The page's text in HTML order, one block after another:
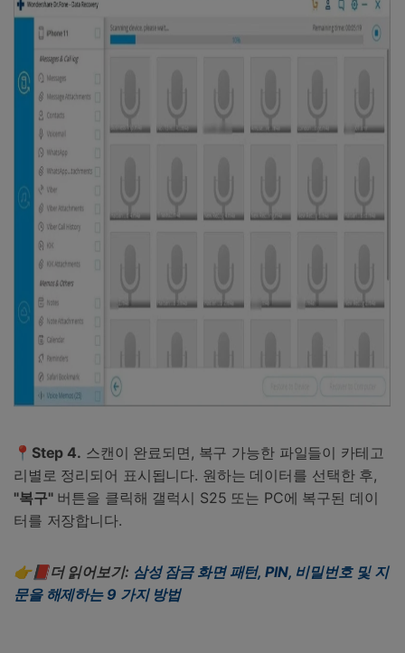
📍Step 4. 스캔이 완료되면, 복구 가능한 파일들이 카테고
리별로 정리되어 표시됩니다. 원하는 데이터를 선택한 후,
"복구"버튼을 클릭해 갤럭시 S25 또는 PC에 복구된 데이
터를 저장합니다.
👉📕더 읽어보기: 삼성 잠금 화면 패턴, PIN, 비밀번호 및 지
문을 해제하는9 가지 방법